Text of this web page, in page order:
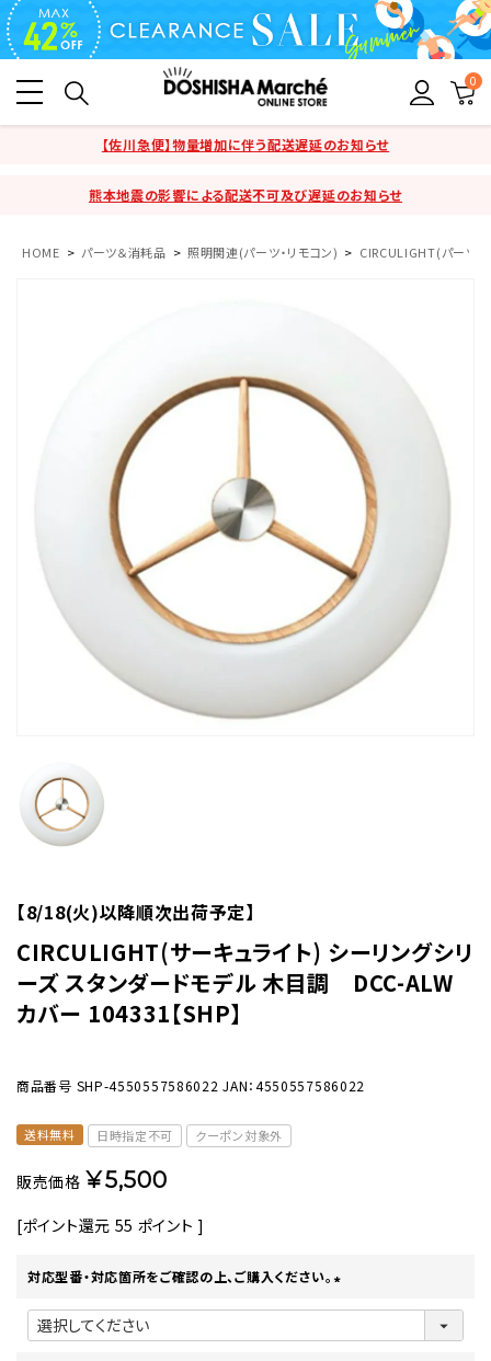
0
【佐川急便】物量増加に伴う配送遅延のお知らせ
熊本地震の影響による配送不可及び遅延のお知らせ
HOME パーツ＆消耗品 照明関連(パーツ・リモコン) CIRCULIGHT(パーツ・
【8/18(火)以降順次出荷予定】
CIRCULIGHT(サーキュライト) シーリングシリ
ーズ スタンダードモデル 木目調 DCC-ALW
カバー 104331【SHP】
商品番号 SHP-4550557586022 JAN：4550557586022
送料無料 日時指定不可 クーポン対象外
販売価格 ¥5,500
[ポイント還元 55 ポイント ]
対応型番・対応箇所をご確認の上、ご購入ください。
(